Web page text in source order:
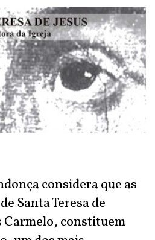
considera que as
Santa Teresa de
Carmelo, constituem